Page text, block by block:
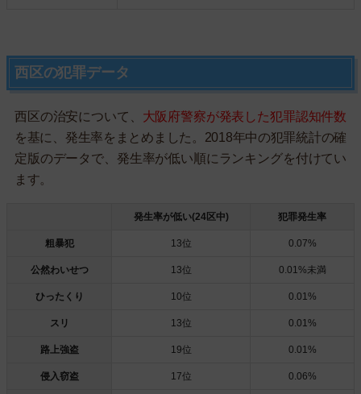
西区の犯罪データ
西区の治安について、 大阪府警察が発表した犯罪認知件数
を基に、発生率をまとめました。2018年中の犯罪統計の確
定版のデータで、発生率が低い順にランキングを付けてい
ます。
発生率が低い(24区中) 犯罪発生率
粗暴犯 13位 0.07%
公然わいせつ 13位 0.01%未満
ひったくり 10位 0.01%
スリ 13位 0.01%
路上強盗 19位 0.01%
侵入窃盗 17位 0.06%